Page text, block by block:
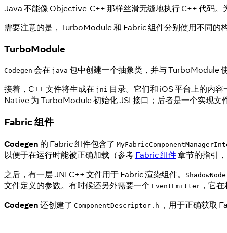
Java 不能像 Objective-C++ 那样丝滑无缝地执行 C++ 代码。
需要注意的是，TurboModule 和 Fabric 组件分别使用不同的
TurboModule
Codegen 会在 java 包中创建一个抽象类，并与 TurboModule
接着，C++ 文件将生成在 jni 目录。它们和 iOS 平台上的内
Native 为 TurboModule 初始化 JSI 接口；后者是一个实现文
Fabric 组件
Codegen 的 Fabric 组件包含了
以便于在运行时能被正确加载（参考 Fabric 组件章节的指引
之后，有一层 JNI C++ 文件用于 Fabric 渲染组件。
ShadowNode
文件定义的参数。有时候还另外需要一个 EventEmitter ，它
Codegen 还创建了 ComponentDescriptor.h ，用于正确获取